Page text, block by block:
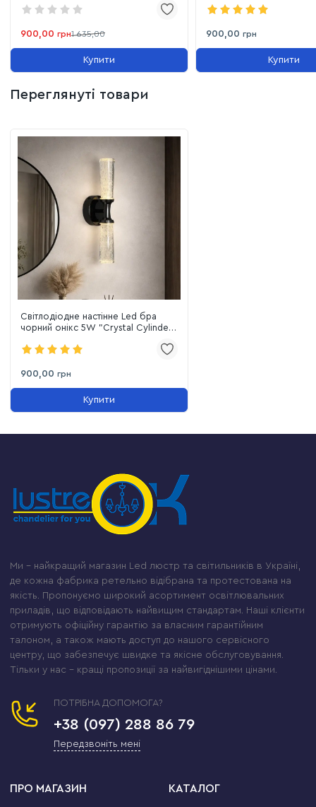
900,00 грн1 635,00
Купити
900,00 грн
Купити
Переглянуті товари
Світлодіодне настінне Led бра
чорний онікс 5W "Crystal Cylinder
900,00 грн
Купити
Ми – найкращий магазин Led люстр та світильників в Україні,
де кожна фабрика ретельно відібрана та протестована на
якість. Пропонуємо широкий асортимент освітлювальних
приладів, що відповідають найвищим стандартам. Наші клієнти
отримують офіційну гарантію за власним гарантійним
талоном, а також мають доступ до нашого сервісного
центру, що забезпечує швидке та якісне обслуговування.
Тільки у нас – кращі пропозиції за найвигіднішими цінами.
ПОТРІБНА ДОПОМОГА?
+38 (097) 288 86 79
Передзвоніть мені
ПРО МАГАЗИН КАТАЛОГ